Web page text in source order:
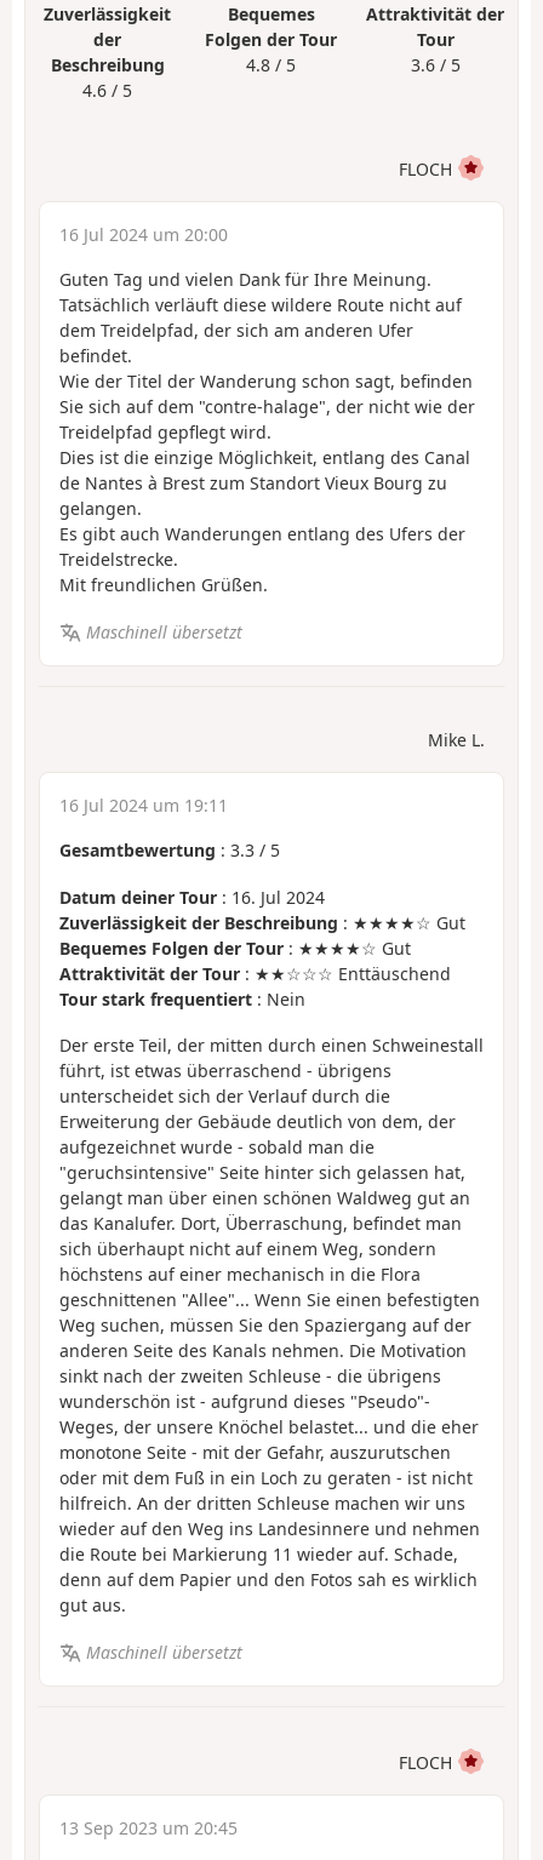
Zuverlässigkeit
der
Beschreibung
4.6 / 5
Bequemes
Folgen der Tour
4.8 / 5
Attraktivität der
Tour
3.6 / 5
FLOCH
16 Jul 2024 um 20:00
Guten Tag und vielen Dank für Ihre Meinung.
Tatsächlich verläuft diese wildere Route nicht auf
dem Treidelpfad, der sich am anderen Ufer
befindet.
Wie der Titel der Wanderung schon sagt, befinden
Sie sich auf dem "contre-halage", der nicht wie der
Treidelpfad gepflegt wird.
Dies ist die einzige Möglichkeit, entlang des Canal
de Nantes à Brest zum Standort Vieux Bourg zu
gelangen.
Es gibt auch Wanderungen entlang des Ufers der
Treidelstrecke.
Mit freundlichen Grüßen.
Maschinell übersetzt
Mike L.
16 Jul 2024 um 19:11
Gesamtbewertung : 3.3 / 5
Datum deiner Tour : 16. Jul 2024
Zuverlässigkeit der Beschreibung : ★★★★☆ Gut
Bequemes Folgen der Tour : ★★★★☆ Gut
Attraktivität der Tour : ★★☆☆☆ Enttäuschend
Tour stark frequentiert : Nein
Der erste Teil, der mitten durch einen Schweinestall
führt, ist etwas überraschend - übrigens
unterscheidet sich der Verlauf durch die
Erweiterung der Gebäude deutlich von dem, der
aufgezeichnet wurde - sobald man die
"geruchsintensive" Seite hinter sich gelassen hat,
gelangt man über einen schönen Waldweg gut an
das Kanalufer. Dort, Überraschung, befindet man
sich überhaupt nicht auf einem Weg, sondern
höchstens auf einer mechanisch in die Flora
geschnittenen "Allee"... Wenn Sie einen befestigten
Weg suchen, müssen Sie den Spaziergang auf der
anderen Seite des Kanals nehmen. Die Motivation
sinkt nach der zweiten Schleuse - die übrigens
wunderschön ist - aufgrund dieses "Pseudo"-
Weges, der unsere Knöchel belastet... und die eher
monotone Seite - mit der Gefahr, auszurutschen
oder mit dem Fuß in ein Loch zu geraten - ist nicht
hilfreich. An der dritten Schleuse machen wir uns
wieder auf den Weg ins Landesinnere und nehmen
die Route bei Markierung 11 wieder auf. Schade,
denn auf dem Papier und den Fotos sah es wirklich
gut aus.
Maschinell übersetzt
FLOCH
13 Sep 2023 um 20:45